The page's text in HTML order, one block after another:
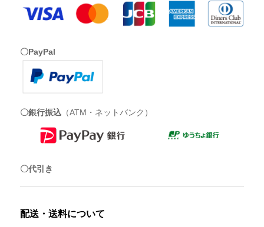
〇PayPal
〇銀行振込 （ATM・ネットバンク）
〇代引き
配送・送料について